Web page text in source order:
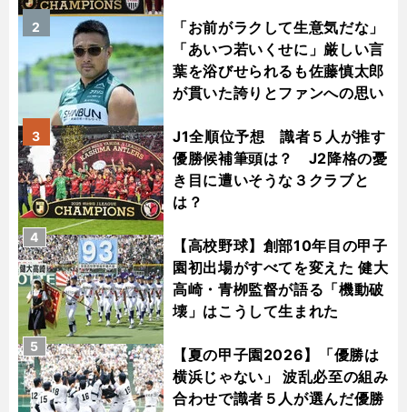
「お前がラクして生意気だな」
「あいつ若いくせに」厳しい言
葉を浴びせられるも佐藤慎太郎
が貫いた誇りとファンへの思い
2
J1全順位予想 識者５人が推す
優勝候補筆頭は？ J2降格の憂
き目に遭いそうな３クラブと
は？
3
【高校野球】創部10年目の甲子
園初出場がすべてを変えた 健大
高崎・青栁監督が語る「機動破
壊」はこうして生まれた
4
【夏の甲子園2026】「優勝は
横浜じゃない」 波乱必至の組み
合わせで識者５人が選んだ優勝
5